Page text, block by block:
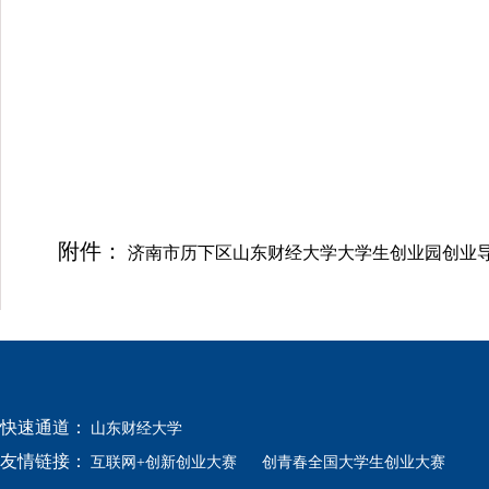
附件： 济南市历下区山东财经大学大学生创业园创业
快速通道： 山东财经大学
友情链接： 互联网+创新创业大赛 创青春全国大学生创业大赛